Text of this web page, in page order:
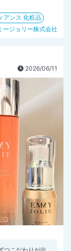
アンス 化粧品
ージョリー株式会社
2026/06/11